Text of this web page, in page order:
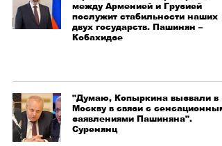
между Арменией и Грузией
послужит стабильности наших
двух государств. Пашинян –
Кобахидзе
"Думаю, Копыркина вызвали в
Москву в связи с
заявлениями Пашиняна".
Суренянц